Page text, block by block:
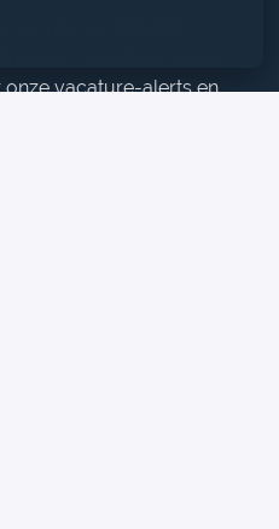
hoogte van
onze vacature-alerts en